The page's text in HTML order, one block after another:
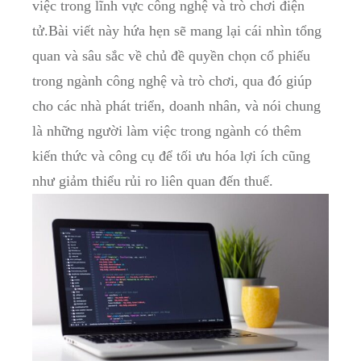
việc trong lĩnh vực⁢ công nghệ và​ trò chơi điện
tử.Bài viết⁣ này hứa hẹn sẽ ​mang lại ⁣cái ​nhìn tổng
quan‍ và sâu sắc về chủ đề ⁢quyền ⁢chọn cổ ⁣phiếu⁤
trong ngành‌ công nghệ và ⁢trò chơi, ‌qua ⁢đó⁢ giúp‍
cho các nhà phát triển, doanh nhân, và ⁣nói chung
là những ⁢người làm việc ⁤trong ngành ⁢có ‍thêm⁣
kiến ‌thức và công cụ để tối ưu hóa ⁢lợi ích cũng
như giảm thiểu rủi ro liên quan đến⁢ thuế.